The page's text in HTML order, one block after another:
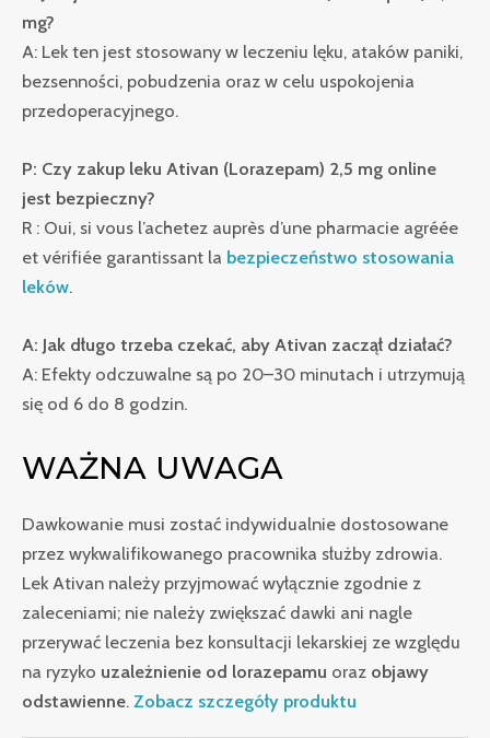
mg?
A: Lek ten jest stosowany w leczeniu lęku, ataków paniki,
bezsenności, pobudzenia oraz w celu uspokojenia
przedoperacyjnego.
P: Czy zakup leku Ativan (Lorazepam) 2,5 mg online
jest bezpieczny?
R : Oui, si vous l’achetez auprès d’une pharmacie agréée
et vérifiée garantissant la bezpieczeństwo stosowania
leków.
A: Jak długo trzeba czekać, aby Ativan zaczął działać?
A: Efekty odczuwalne są po 20–30 minutach i utrzymują
się od 6 do 8 godzin.
WAŻNA UWAGA
Dawkowanie musi zostać indywidualnie dostosowane
przez wykwalifikowanego pracownika służby zdrowia.
Lek Ativan należy przyjmować wyłącznie zgodnie z
zaleceniami; nie należy zwiększać dawki ani nagle
przerywać leczenia bez konsultacji lekarskiej ze względu
na ryzyko uzależnienie od lorazepamu oraz objawy
odstawienne. Zobacz szczegóły produktu